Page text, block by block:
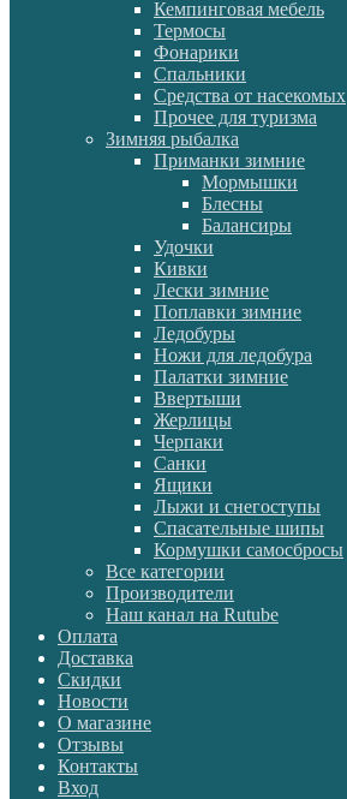
Кемпинговая мебель
Термосы
Фонарики
Спальники
Средства от насекомых
Прочее для туризма
Зимняя рыбалка
Приманки зимние
Мормышки
Блесны
Балансиры
Удочки
Кивки
Лески зимние
Поплавки зимние
Ледобуры
Ножи для ледобура
Палатки зимние
Ввертыши
Жерлицы
Черпаки
Санки
Ящики
Лыжи и снегоступы
Спасательные шипы
Кормушки самосбросы
Все категории
Производители
Наш канал на Rutube
Оплата
Доставка
Скидки
Новости
О магазине
Отзывы
Контакты
Вход